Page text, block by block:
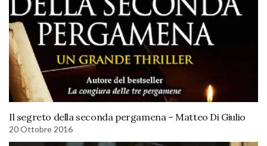
Il segreto della seconda pergamena – Matteo Di Giulio
20 Ottobre 2016